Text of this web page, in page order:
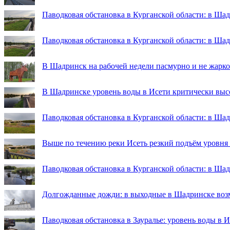
Паводковая обстановка в Курганской области: в
Паводковая обстановка в Курганской области: в
В Шадринск на рабочей недели пасмурно и не жарко
В Шадринске уровень воды в Исети критически
Паводковая обстановка в Курганской области: в
Выше по течению реки Исеть резкий подъём
Паводковая обстановка в Курганской области: в
Долгожданные дожди: в выходные в Шадринске
Паводковая обстановка в Зауралье: уровень воды в